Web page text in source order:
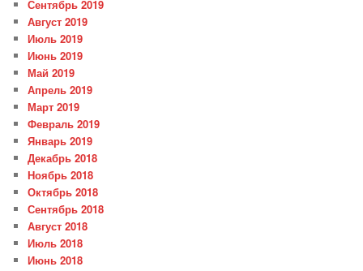
Сентябрь 2019
Август 2019
Июль 2019
Июнь 2019
Май 2019
Апрель 2019
Март 2019
Февраль 2019
Январь 2019
Декабрь 2018
Ноябрь 2018
Октябрь 2018
Сентябрь 2018
Август 2018
Июль 2018
Июнь 2018